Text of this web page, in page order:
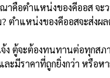
าคือตำแหน่งของคีออส จะ
ตำแหน่งของคีออสจะส่งผ
จ้ง ตู้จะต้องทนทานต่อทุกส
มีราคาที่ถูกยิ่งกว่า หรือห